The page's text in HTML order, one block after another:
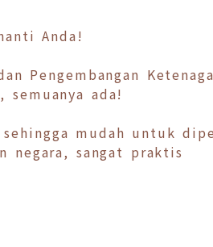
Anda!
Pengembangan
semuanya ada!
mudah untuk
negara, sangat praktis